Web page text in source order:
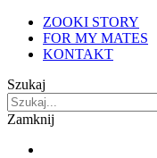
ZOOKI STORY
FOR MY MATES
KONTAKT
Szukaj
Zamknij